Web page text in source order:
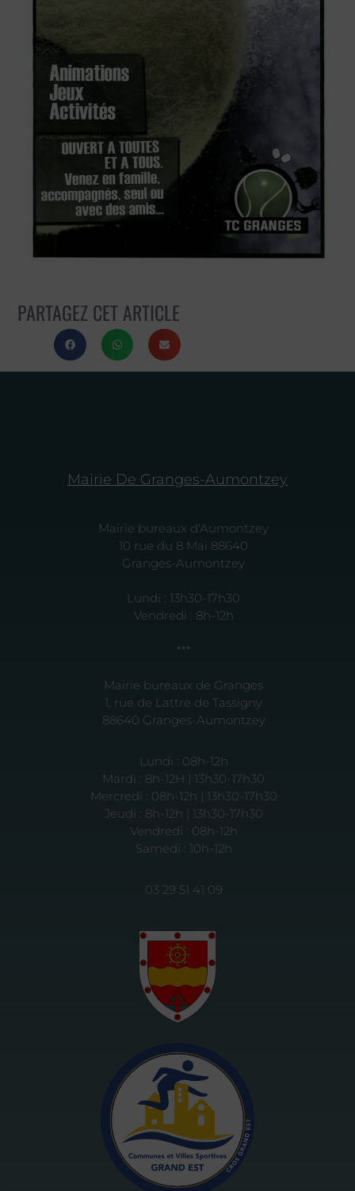
PARTAGEZ CET ARTICLE
Mairie De Granges-Aumontzey
Mairie bureaux d'Aumontzey
10 rue du 8 Mai 88640
Granges-Aumontzey
Lundi : 13h30-17h30
Vendredi : 8h-12h
***
Mairie bureaux de Granges
1, rue de Lattre de Tassigny
88640 Granges-Aumontzey
Lundi : 08h-12h
Mardi : 8h-12H | 13h30-17h30
Mercredi : 08h-12h | 13h30-17h30
Jeudi : 8h-12h | 13h30-17h30
Vendredi : 08h-12h
Samedi : 10h-12h
03 29 51 41 09